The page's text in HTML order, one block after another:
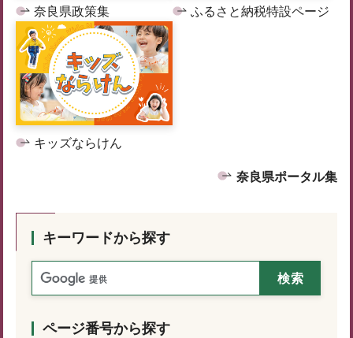
奈良県政策集 ふるさと納税特設ページ
キッズならけん
奈良県ポータル集
キーワードから探す
ページ番号から探す